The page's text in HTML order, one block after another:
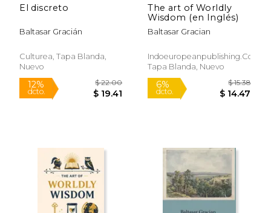
El discreto
Baltasar Gracián
Culturea, Tapa Blanda,
Nuevo
The art of Worldly
Wisdom (en Inglés)
Baltasar Gracian
Indoeuropeanpublishing.Com,
Tapa Blanda, Nuevo